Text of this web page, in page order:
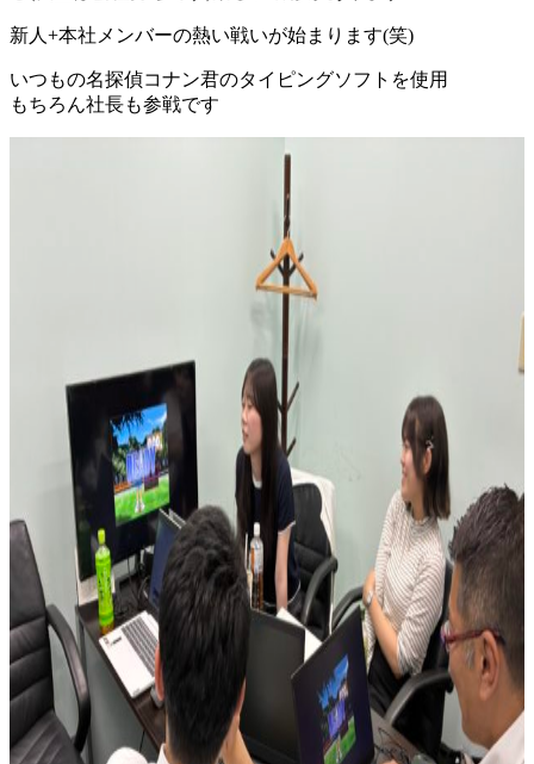
新人+本社メンバーの熱い戦いが始まります(笑)
いつもの名探偵コナン君のタイピングソフトを使用
もちろん社長も参戦です